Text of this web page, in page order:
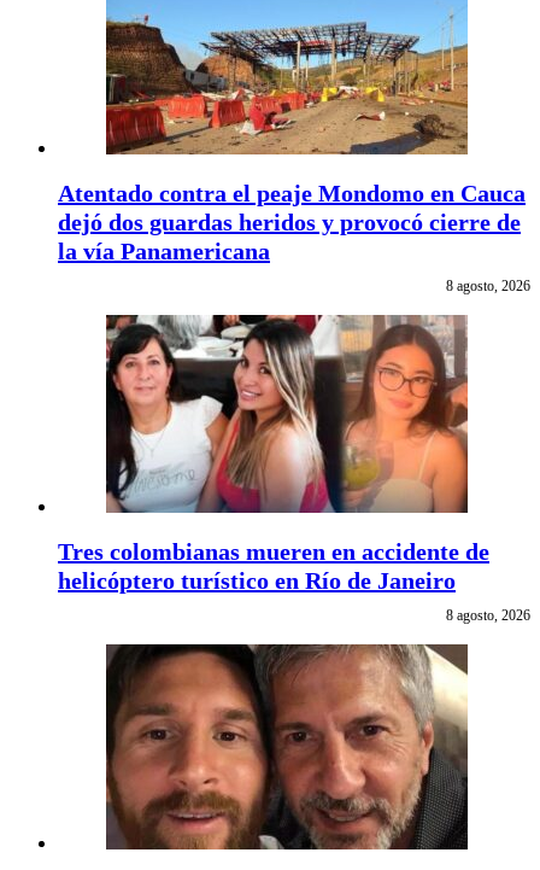
Atentado contra el peaje Mondomo en Cauca
dejó dos guardas heridos y provocó cierre de
la vía Panamericana
8 agosto, 2026
Tres colombianas mueren en accidente de
helicóptero turístico en Río de Janeiro
8 agosto, 2026